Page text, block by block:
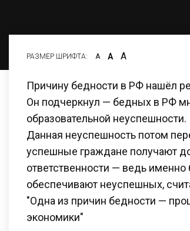
РАЗМЕР ШРИФТА: А А А
Причину бедности в РФ нашёл
Он подчеркнул — бедных в РФ
образовательной неуспешности.
Данная неуспешность потом
успешные граждане получают
ответственности — ведь
обеспечивают неуспешных,
"Одна из причин бедности —
экономики"